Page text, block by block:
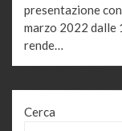
presentazione
marzo 2022 dalle
rende…
Cerca